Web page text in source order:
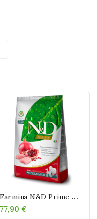
F
Armina N&D Prime Grain Free Adult Medium - Maxi Pollo Y Granada Perro
77,90 €